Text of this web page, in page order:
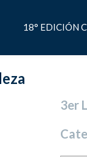
18° EDICIÓN
3er